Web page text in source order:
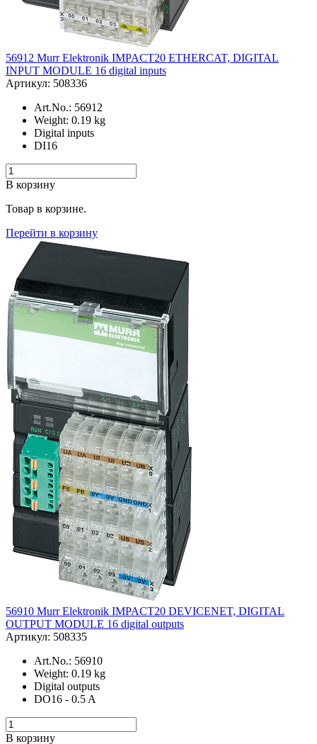
56912 Murr Elektronik IMPACT20 ETHERCAT, DIGITAL
INPUT MODULE 16 digital inputs
Артикул: 508336
Art.No.: 56912
Weight: 0.19 kg
Digital inputs
DI16
В корзину
Товар в корзине.
Перейти в корзину
56910 Murr Elektronik IMPACT20 DEVICENET, DIGITAL
OUTPUT MODULE 16 digital outputs
Артикул: 508335
Art.No.: 56910
Weight: 0.19 kg
Digital outputs
DO16 - 0.5 A
В корзину